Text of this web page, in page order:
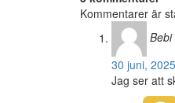
Kommentarer är
Bebi
30 juni,
Jag ser att